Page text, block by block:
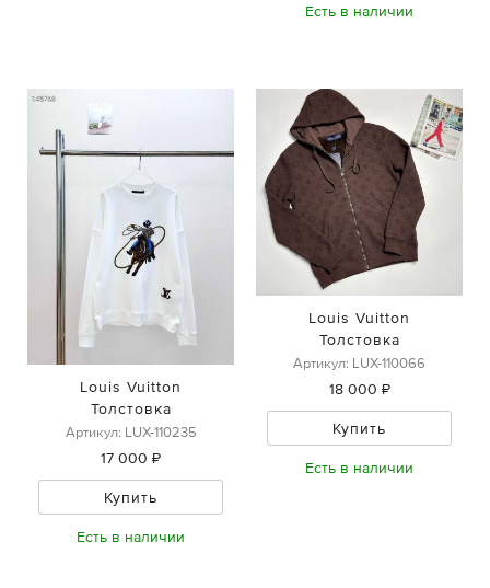
Есть в наличии
Louis Vuitton
Толстовка
Артикул: LUX-110235
17 000 ₽
Купить
Есть в наличии
Louis Vuitton
Толстовка
Артикул: LUX-110066
18 000 ₽
Купить
Есть в наличии